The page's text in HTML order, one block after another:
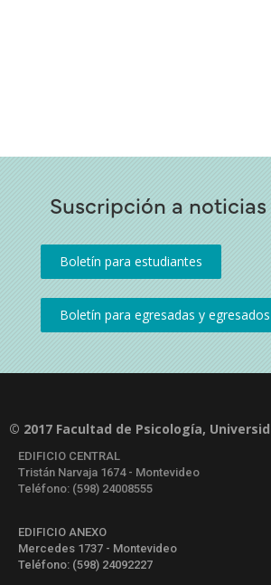
Suscripción a noticias
© 2017 Facultad de Psicología,
EDIFICIO CENTRAL
Tristán Narvaja 1674 - Montevideo
Teléfono: (598) 24008555
EDIFICIO ANEXO
Mercedes 1737 - Montevideo
Teléfono: (598) 24092227